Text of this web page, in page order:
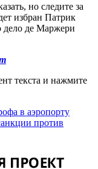
но следите за
избран Патрик
дело де Маржери
текста и нажмите
в аэропорту
против